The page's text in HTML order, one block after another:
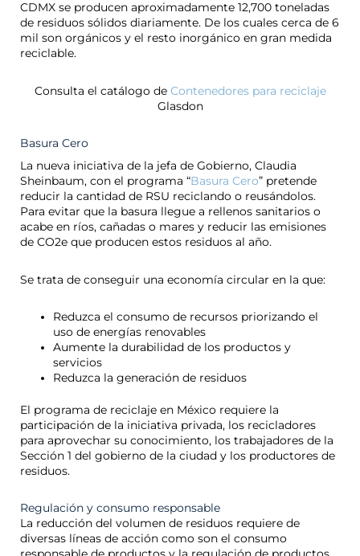
CDMX se producen aproximadamente 12,700 toneladas
de residuos sólidos diariamente. De los cuales cerca de 6
mil son orgánicos y el resto inorgánico en gran medida
reciclable.
Consulta el catálogo de Contenedores para reciclaje
Glasdon
Basura Cero
La nueva iniciativa de la jefa de Gobierno, Claudia
Sheinbaum, con el programa “Basura Cero” pretende
reducir la cantidad de RSU reciclando o reusándolos.
Para evitar que la basura llegue a rellenos sanitarios o
acabe en ríos, cañadas o mares y reducir las emisiones
de CO2e que producen estos residuos al año.
Se trata de conseguir una economía circular en la que:
Reduzca el consumo de recursos priorizando el
uso de energías renovables
Aumente la durabilidad de los productos y
servicios
Reduzca la generación de residuos
El programa de reciclaje en México requiere la
participación de la iniciativa privada, los recicladores
para aprovechar su conocimiento, los trabajadores de la
Sección 1 del gobierno de la ciudad y los productores de
residuos.
Regulación y consumo responsable
La reducción del volumen de residuos requiere de
diversas líneas de acción como son el consumo